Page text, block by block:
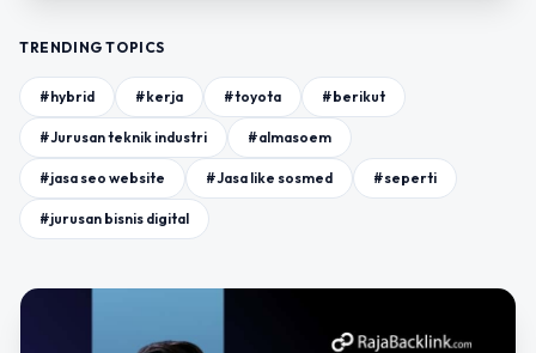
TRENDING TOPICS
#hybrid #kerja #toyota #berikut
#Jurusan teknik industri #almasoem
#jasa seo website #Jasa like sosmed #seperti
#jurusan bisnis digital